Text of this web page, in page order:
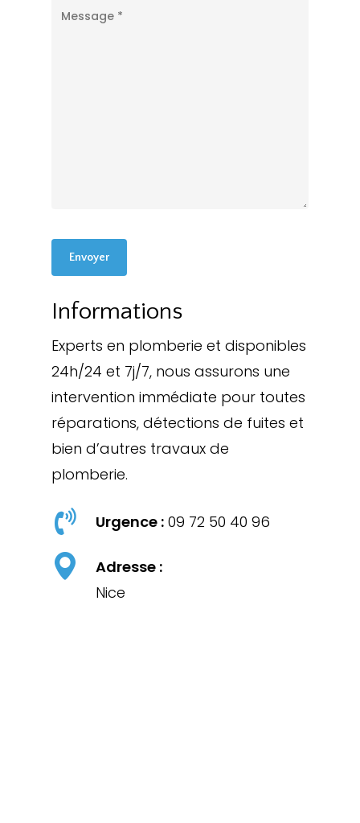
Informations
Experts en plomberie et disponibles
24h/24 et 7j/7, nous assurons une
intervention immédiate pour toutes
réparations, détections de fuites et
bien d’autres travaux de
plomberie.
Urgence : 09 72 50 40 96
Adresse :
Nice